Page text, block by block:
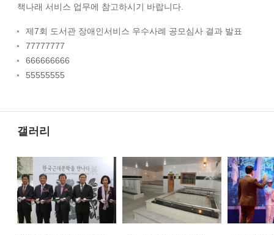
책나래 서비스 업무에 참고하시기 바랍니다.
제7회 도서관 장애인서비스 우수사례 공모심사 결과 발표
77777777
666666666
55555555
갤러리